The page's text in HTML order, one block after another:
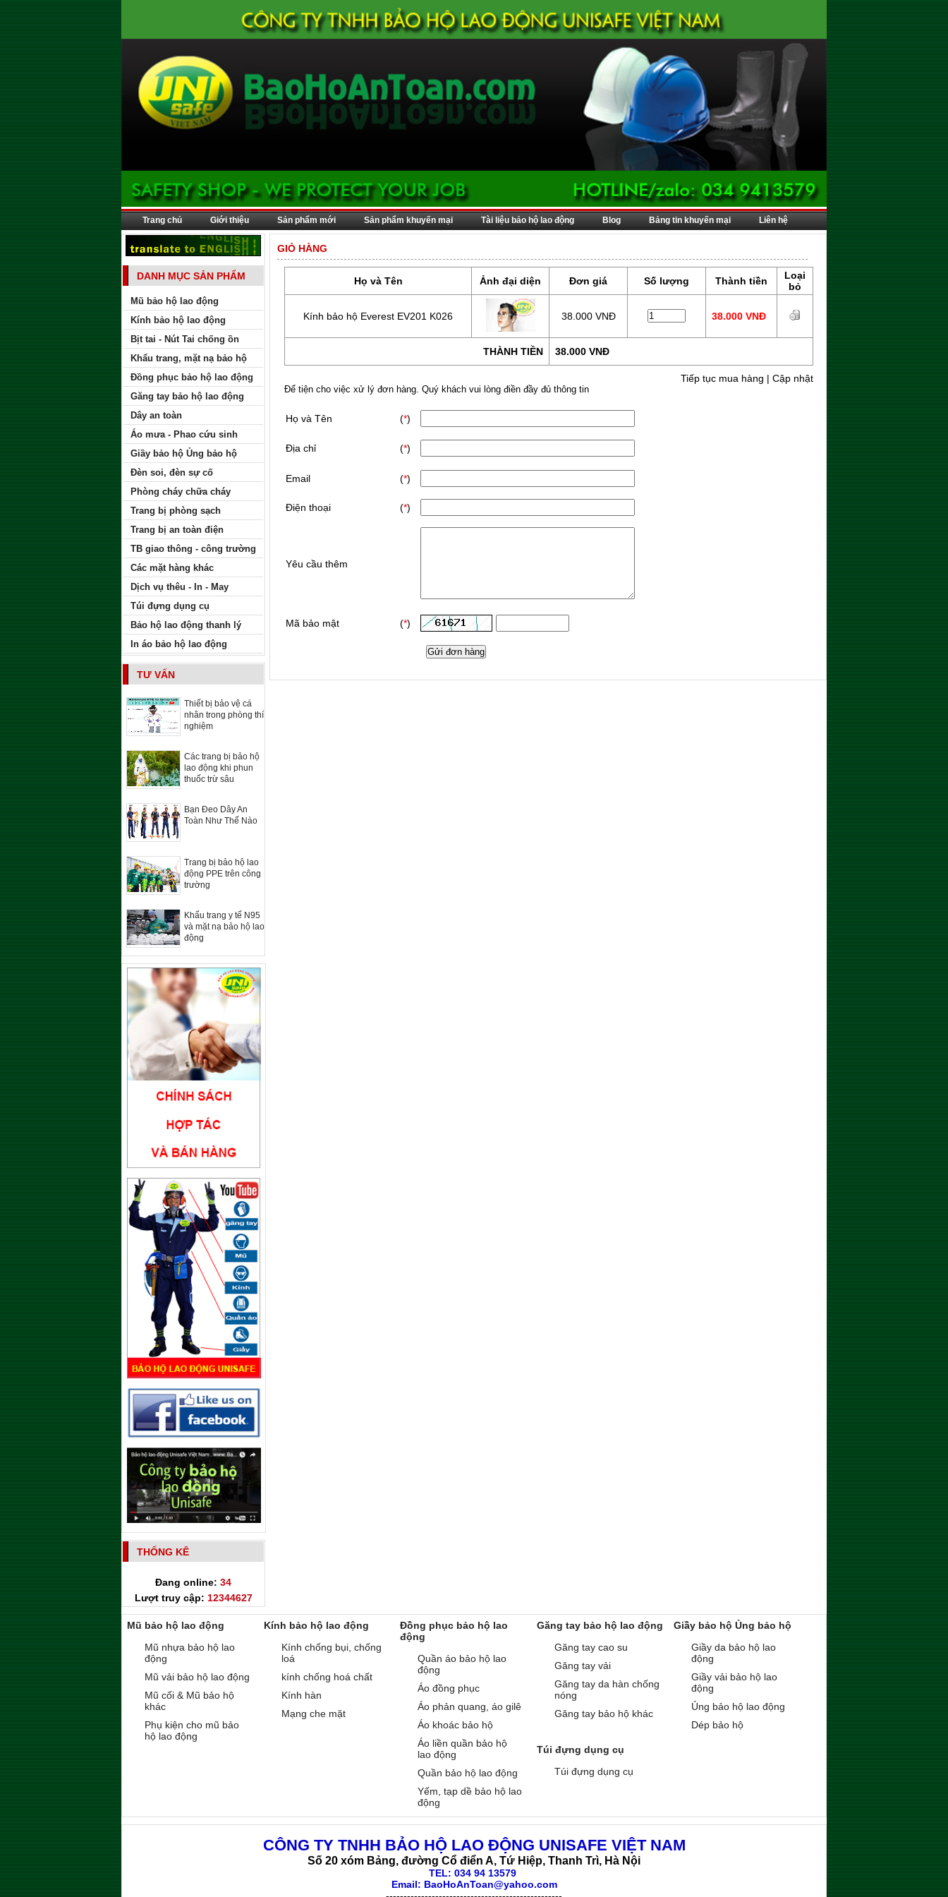
Trang chủ Giới thiệu Sản phẩm mới Sản phẩm khuyến mại Tài liệu bảo hộ lao động Blog Bảng tin khuyến mại Liên hệ
DANH MỤC SẢN PHẨM
Mũ bảo hộ lao động
Kính bảo hộ lao động
Bịt tai - Nút Tai chống ồn
Khẩu trang, mặt nạ bảo hộ
Đồng phục bảo hộ lao động
Găng tay bảo hộ lao động
Dây an toàn
Áo mưa - Phao cứu sinh
Giầy bảo hộ Ủng bảo hộ
Đèn soi, đèn sự cố
Phòng cháy chữa cháy
Trang bị phòng sạch
Trang bị an toàn điện
TB giao thông - công trường
Các mặt hàng khác
Dịch vụ thêu - In - May
Túi đựng dụng cụ
Bảo hộ lao động thanh lý
In áo bảo hộ lao động
TƯ VẤN
Thiết bị bảo vệ cá
nhân trong phòng thí
nghiệm
Các trang bị bảo hộ
lao động khi phun
thuốc trừ sâu
Bạn Đeo Dây An
Toàn Như Thế Nào
Trang bị bảo hộ lao
động PPE trên công
trường
Khẩu trang y tế N95
và mặt nạ bảo hộ lao
động
THỐNG KÊ
Đang online: 34
Lượt truy cập: 12344627
GIỎ HÀNG
Họ và Tên Ảnh đại diện Đơn giá Số lượng Thành tiền
Loại
bỏ
Kính bảo hộ Everest EV201 K026 38.000 VNĐ 38.000 VNĐ
THÀNH TIỀN 38.000 VNĐ
Tiếp tục mua hàng | Cập nhật
Để tiện cho việc xử lý đơn hàng. Quý khách vui lòng điền đầy đủ thông tin
Họ và Tên (*)
Địa chỉ (*)
Email (*)
Điện thoại (*)
Yêu cầu thêm
Mã bảo mật (*)
Mũ bảo hộ lao động
Mũ nhựa bảo hộ lao
động
Mũ vải bảo hộ lao động
Mũ cối & Mũ bảo hộ
khác
Phụ kiện cho mũ bảo
hộ lao động
Kính bảo hộ lao động
Kính chống bụi, chống
loá
kính chống hoá chất
Kính hàn
Mạng che mặt
Đồng phục bảo hộ lao
động
Quần áo bảo hộ lao
động
Áo đồng phục
Áo phản quang, áo gilê
Áo khoác bảo hộ
Áo liền quần bảo hộ
lao động
Quần bảo hộ lao động
Yếm, tạp dề bảo hộ lao
động
Găng tay bảo hộ lao động
Găng tay cao su
Găng tay vải
Găng tay da hàn chống
nóng
Găng tay bảo hộ khác
Giầy bảo hộ Ủng bảo hộ
Giầy da bảo hộ lao
động
Giầy vải bảo hộ lao
động
Ủng bảo hộ lao động
Dép bảo hộ
Túi đựng dụng cụ
Túi đựng dụng cụ
CÔNG TY TNHH BẢO HỘ LAO ĐỘNG UNISAFE VIỆT NAM
Số 20 xóm Bảng, đường Cổ điển A, Tứ Hiệp, Thanh Trì, Hà Nội
TEL: 034 94 13579
Email: BaoHoAnToan@yahoo.com